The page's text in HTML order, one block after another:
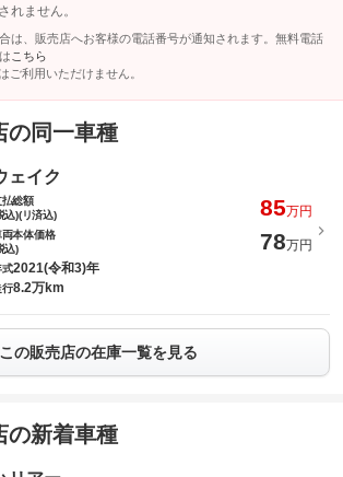
れません。
は、販売店へお客様の電話番号が通知されます。無料電話
こちら
ご利用いただけません。
の同一車種
ェイク
払総額
込)(リ済込)
85万円
両本体価格
込)
78万円
式2021(令和3)年
行8.2万km
この販売店の在庫一覧を見る
の新着車種